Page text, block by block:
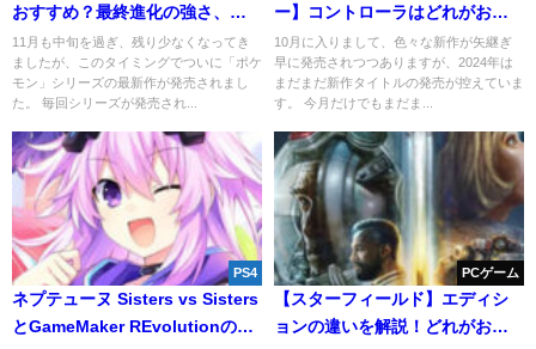
おすすめ？最終進化の強さ、見
た目など
11月も中旬を過ぎ、残り少なくなってき
ましたが、このタイミングでついに「ポケ
モン」シリーズの最新作が発売されまし
た。 毎回シリーズが発売され...
ー】コントローラはどれがおす
すめ？安いものでOK？
10月に入りまして、色々な新作が矢継ぎ
早に発売されつつありますが、2024年は
まだまだ新作タイトルの発売が控えていま
す。 今月だけでもまだま...
PS4
ネプテューヌ Sisters vs Sisters
とGameMaker REvolutionの違
PCゲーム
【スターフィールド】エディシ
ョンの違いを解説！どれがおす